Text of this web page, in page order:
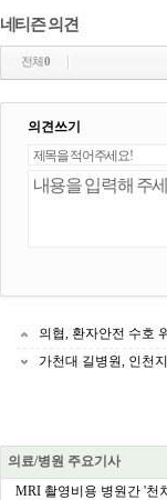
네티즌 의견
전체0
의견쓰기
의협, 환자안전 수호
가천대 길병원, 인천
의료/병원 주요기사
MRI 촬영비용 병원간 '천